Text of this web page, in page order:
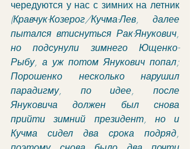
(Кравчук-Козерог/Кучма-Лев, далее
пытался втиснуться Рак-Янукович,
но подсунули зимнего Ющенко-
Рыбу, а уж потом Янукович попал;
Порошенко несколько нарушил
парадигму, по идее, после
Януковича должен был снова
прийти зимний президент, но и
Кучма сидел два срока подряд,